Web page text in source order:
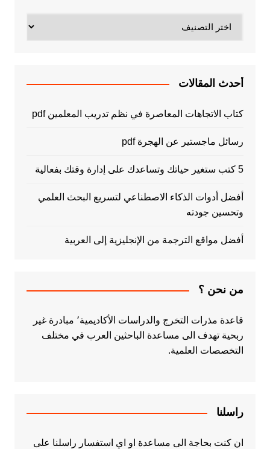
أحدث المقالات
كتاب الاتجاهات المعاصرة في نظم تدريب المعلمين pdf
رسائل ماجستير عن الهجرة pdf
5 كتب ستغير حياتك وتساعدك على إدارة وقتك بفعالية
أفضل أدوات الذكاء الاصطناعي لتسريع البحث العلمي
وتحسين جودته
أفضل مواقع الترجمة من الإنجليزية إلى العربية
من نحن ؟
قاعدة مذرات التخرج والدراسات الأكاديمية٬ مبادرة غير
ربحية تهدف الى مساعدة الباحثين العرب في مختلف
التخصصات العلمية.
راسلنا
ان كنت بحاجة الى مساعدة او اي استفسار راسلنا على